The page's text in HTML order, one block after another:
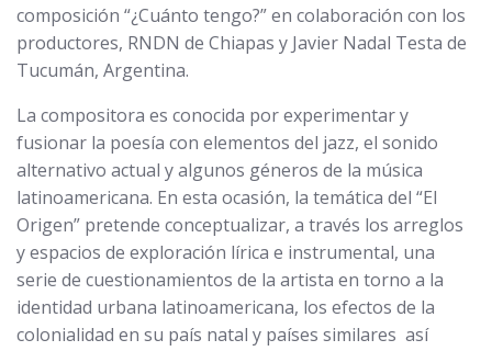
composición “¿Cuánto tengo?” en colaboración con los
productores, RNDN de Chiapas y Javier Nadal Testa de
Tucumán, Argentina.
La compositora es conocida por experimentar y
fusionar la poesía con elementos del jazz, el sonido
alternativo actual y algunos géneros de la música
latinoamericana. En esta ocasión, la temática del “El
Origen” pretende conceptualizar, a través los arreglos
y espacios de exploración lírica e instrumental, una
serie de cuestionamientos de la artista en torno a la
identidad urbana latinoamericana, los efectos de la
colonialidad en su país natal y países similares así